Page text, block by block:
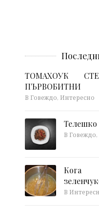
ТОМАХОУК
ПЪРВОБИТНИ
В Говеждо, Интересно
Телешко
В
Кога
В